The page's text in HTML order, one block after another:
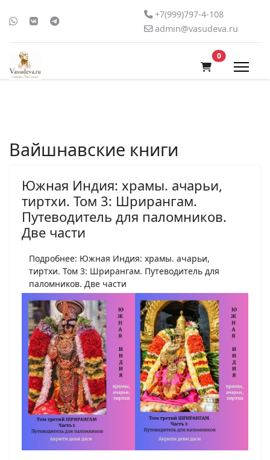
+7(999)797-4-108
admin@vasudeva.ru
0В корзину
Вайшнавские книги
Южная Индия: храмы. ачарьи,
тиртхи. Том 3: Шрирангам.
Путеводитель для паломников.
Две части
Подробнее: Южная Индия: храмы. ачарьи,
тиртхи. Том 3: Шрирангам. Путеводитель для
паломников. Две части